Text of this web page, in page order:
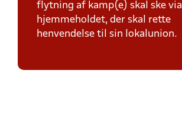
flytning af kamp(e) skal ske via
hjemmeholdet, der skal rette
henvendelse til sin lokalunion.